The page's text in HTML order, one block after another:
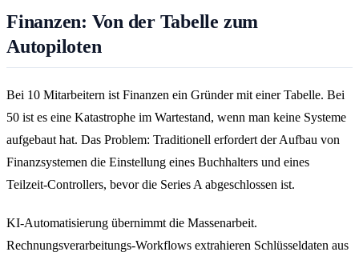
Finanzen: Von der Tabelle zum
Autopiloten
Bei 10 Mitarbeitern ist Finanzen ein Gründer mit einer Tabelle. Bei
50 ist es eine Katastrophe im Wartestand, wenn man keine Systeme
aufgebaut hat. Das Problem: Traditionell erfordert der Aufbau von
Finanzsystemen die Einstellung eines Buchhalters und eines
Teilzeit-Controllers, bevor die Series A abgeschlossen ist.
KI-Automatisierung übernimmt die Massenarbeit.
Rechnungsverarbeitungs-Workflows extrahieren Schlüsseldaten aus